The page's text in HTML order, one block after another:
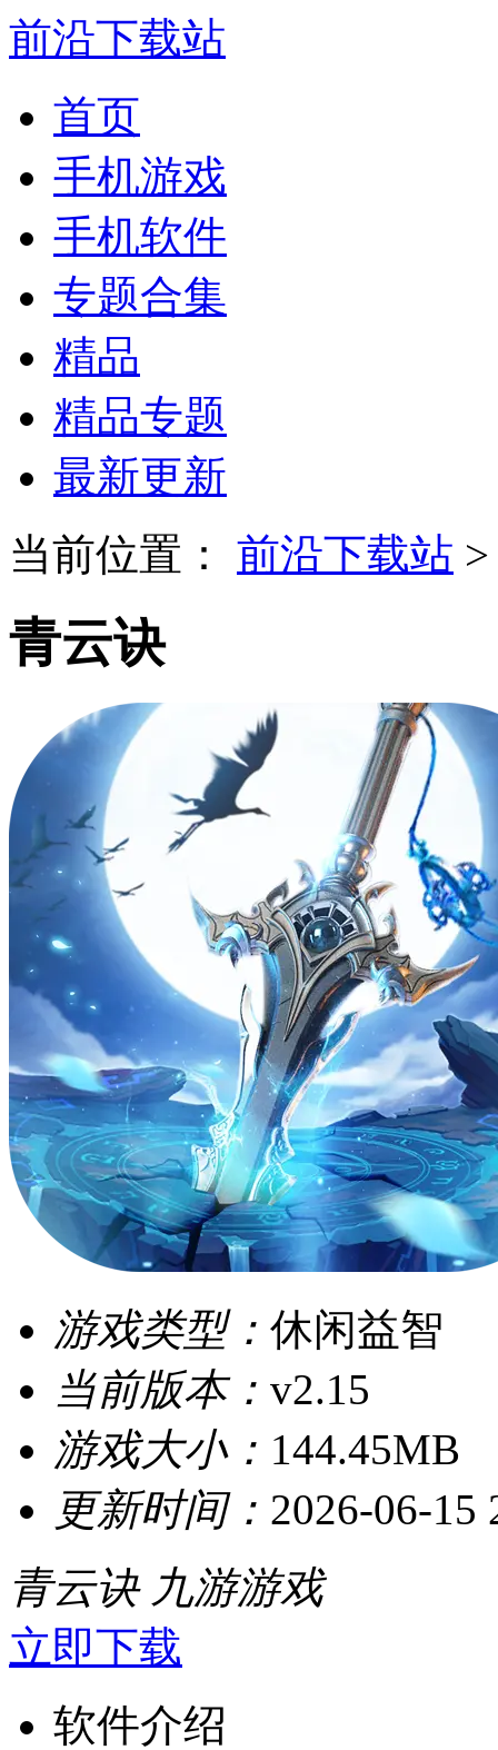
前沿下载站
首页
手机游戏
手机软件
专题合集
精品
精品专题
最新更新
当前位置：
前沿下载站
青云诀
游戏类型： 休闲益智
当前版本： v2.15
游戏大小： 144.45MB
更新时间： 2026-06-15
青云诀 九游游戏
立即下载
软件介绍